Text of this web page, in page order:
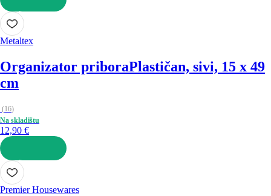
U KOŠARICU
Metaltex
Organizator priboraPlastičan, sivi, 15 x 49
cm
(16)
Na skladištu
12,90 €
U KOŠARICU
Premier Housewares